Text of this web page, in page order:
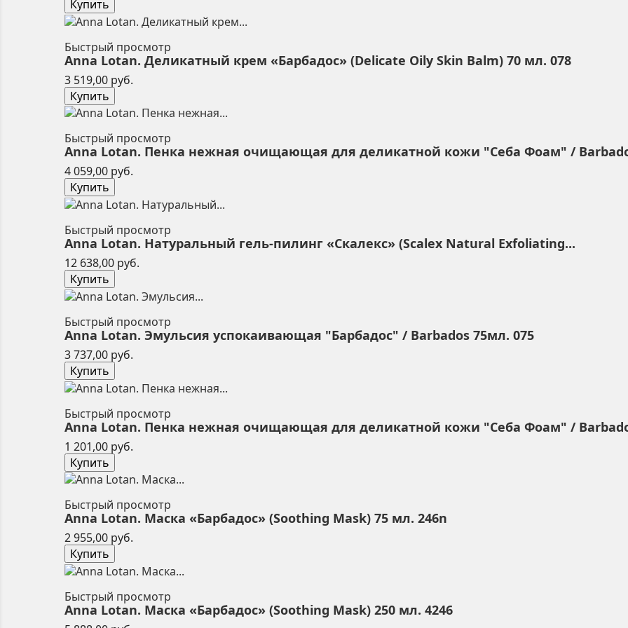
Купить
Быстрый просмотр
Anna Lotan. Деликатный крем «Барбадос» (Delicate Oily Skin Balm) 70 мл. 078
3 519,00 руб.
Купить
Быстрый просмотр
Anna Lotan. Пенка нежная очищающая для деликатной кожи "Себа Фоам" /
4 059,00 руб.
Купить
Быстрый просмотр
Anna Lotan. Натуральный гель-пилинг «Скалекс» (Scalex Natural Exfoliating...
12 638,00 руб.
Купить
Быстрый просмотр
Anna Lotan. Эмульсия успокаивающая "Барбадос" / Barbados 75мл. 075
3 737,00 руб.
Купить
Быстрый просмотр
Anna Lotan. Пенка нежная очищающая для деликатной кожи "Себа Фоам" /
1 201,00 руб.
Купить
Быстрый просмотр
Anna Lotan. Маска «Барбадос» (Soothing Mask) 75 мл. 246n
2 955,00 руб.
Купить
Быстрый просмотр
Anna Lotan. Маска «Барбадос» (Soothing Mask) 250 мл. 4246